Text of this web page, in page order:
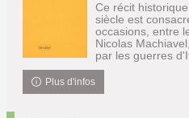
Ce récit
siècle est
occasions, entre
Nicolas
par les guerres
Plus d'infos